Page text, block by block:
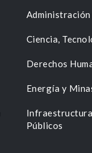
Administración
Ciencia,
Derechos
Energía y
Públicos